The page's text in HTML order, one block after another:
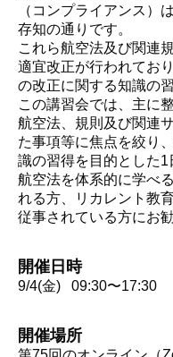
（コンプライアンス）
存知の通りです。
これら航空法及び関連
適宜改正が行われてお
の改正に関する知識の
この講習会では、主に
航空法、規則及び関連
た事項等に焦点を絞り
識の習得を目的とした1
航空法を体系的に学べ
れる方、リカレント教
従事されている方にお
開催日時
9/4(金) 09:30〜17:30
開催場所